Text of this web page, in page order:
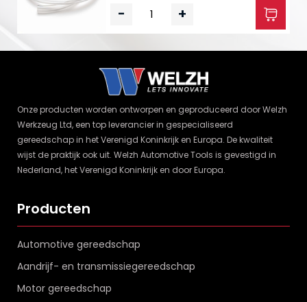
- +
Onze producten worden ontworpen en geproduceerd door Welzh
Werkzeug Ltd, een top leverancier in gespecialiseerd
gereedschap in het Verenigd Koninkrijk en Europa. De kwaliteit
wijst de praktijk ook uit. Welzh Automotive Tools is gevestigd in
Nederland, het Verenigd Koninkrijk en door Europa.
Producten
Automotive gereedschap
Aandrijf- en transmissiegereedschap
Motor gereedschap